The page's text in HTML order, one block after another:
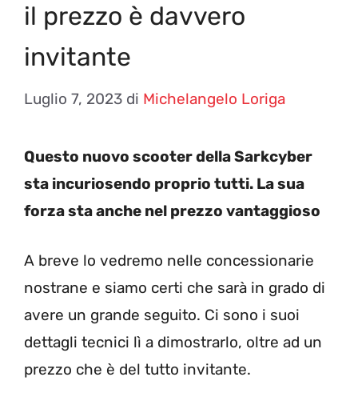
il prezzo è davvero
invitante
Luglio 7, 2023 di Michelangelo Loriga
Questo nuovo scooter della Sarkcyber
sta incuriosendo proprio tutti. La sua
forza sta anche nel prezzo vantaggioso
A breve lo vedremo nelle concessionarie
nostrane e siamo certi che sarà in grado di
avere un grande seguito. Ci sono i suoi
dettagli tecnici lì a dimostrarlo, oltre ad un
prezzo che è del tutto invitante.